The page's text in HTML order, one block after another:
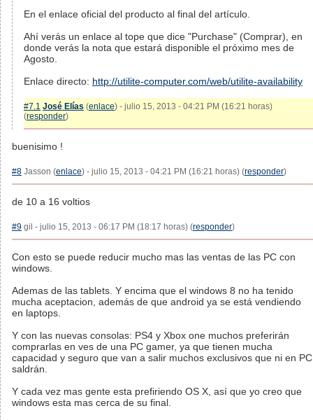
En el enlace oficial del producto al final del artículo.
Ahí verás un enlace al tope que dice "Purchase" (Comprar), en
donde verás la nota que estará disponible el próximo mes de
Agosto.
Enlace directo: http://utilite-computer.com/web/utilite-availability
#7.1 José Elías (enlace) - julio 15, 2013 - 04:21 PM (16:21 horas)
(responder)
buenisimo !
#8 Jasson (enlace) - julio 15, 2013 - 04:21 PM (16:21 horas) (responder)
de 10 a 16 voltios
#9 gil - julio 15, 2013 - 06:17 PM (18:17 horas) (responder)
Con esto se puede reducir mucho mas las ventas de las PC con
windows.
Ademas de las tablets. Y encima que el windows 8 no ha tenido
mucha aceptacion, además de que android ya se está vendiendo
en laptops.
Y con las nuevas consolas: PS4 y Xbox one muchos preferirán
comprarlas en ves de una PC gamer, ya que tienen mucha
capacidad y seguro que van a salir muchos exclusivos que ni en PC
saldrán.
Y cada vez mas gente esta prefiriendo OS X, así que yo creo que
windows esta mas cerca de su final.